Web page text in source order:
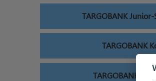
TARGOBANK
TARGOBANK
TARGOBANK